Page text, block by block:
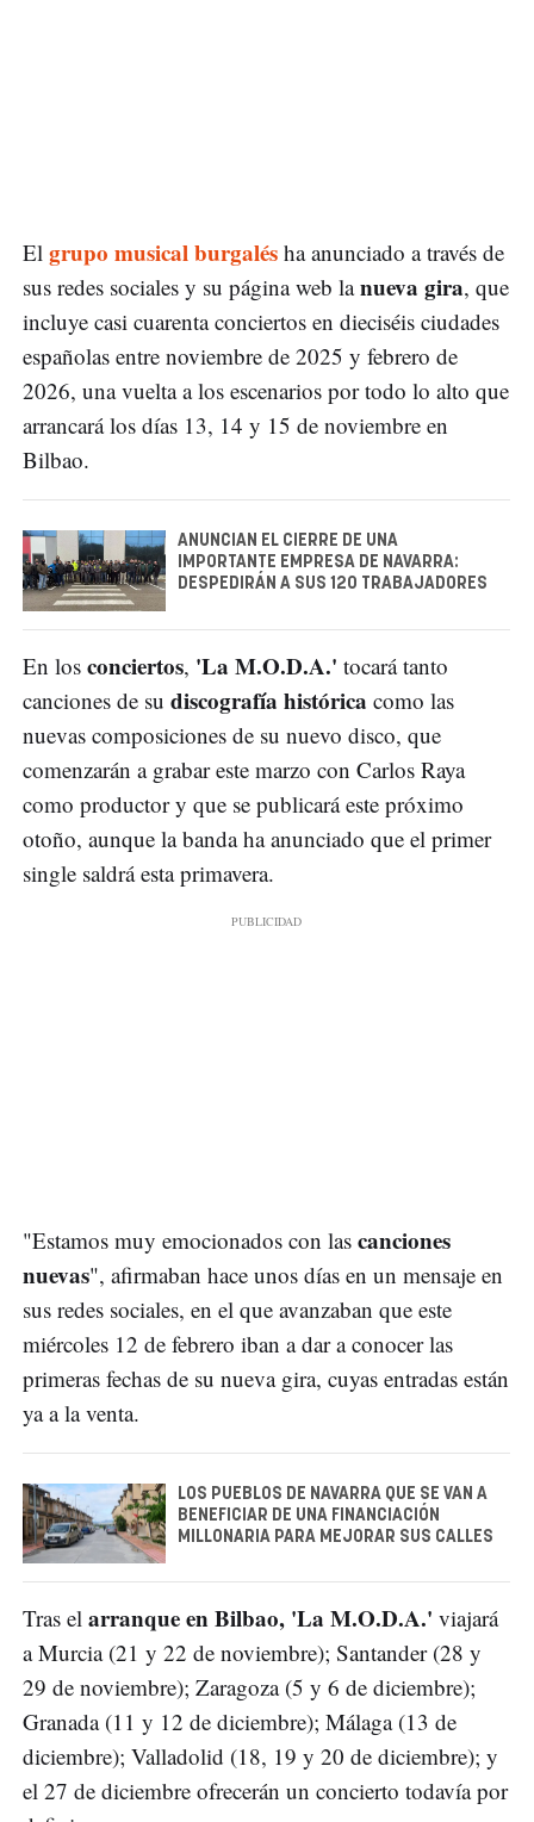
El grupo musical burgalés ha anunciado a través de
sus redes sociales y su página web lanueva gira, que
incluye casi cuarenta conciertos en dieciséis ciudades
españolas entre noviembre de 2025 y febrero de
2026, una vuelta a los escenarios por todo lo alto que
arrancará los días 13, 14 y 15 de noviembre en
Bilbao.
ANUNCIAN EL CIERRE DE UNA
IMPORTANTE EMPRESA DE NAVARRA:
DESPEDIRÁN A SUS 120 TRABAJADORES
En los conciertos, 'La M.O.D.A.' tocará tanto
canciones de su discografía histórica como las
nuevas composiciones de su nuevo disco, que
comenzarán a grabar este marzo con Carlos Raya
como productor y que se publicará este próximo
otoño, aunque la banda ha anunciado que el primer
single saldrá esta primavera.
"Estamos muy emocionados con las canciones
nuevas", afirmaban hace unos días en un mensaje en
sus redes sociales, en el que avanzaban que este
miércoles 12 de febrero iban a dar a conocer las
primeras fechas de su nueva gira, cuyas entradas están
ya a la venta.
LOS PUEBLOS DE NAVARRA QUE SE VAN A
BENEFICIAR DE UNA FINANCIACIÓN
MILLONARIA PARA MEJORAR SUS CALLES
Tras el arranque en Bilbao, 'La M.O.D.A.' viajará
a Murcia (21 y 22 de noviembre); Santander (28 y
29 de noviembre); Zaragoza (5 y 6 de diciembre);
Granada (11 y 12 de diciembre); Málaga (13 de
diciembre); Valladolid (18, 19 y 20 de diciembre); y
el 27 de diciembre ofrecerán un concierto todavía por